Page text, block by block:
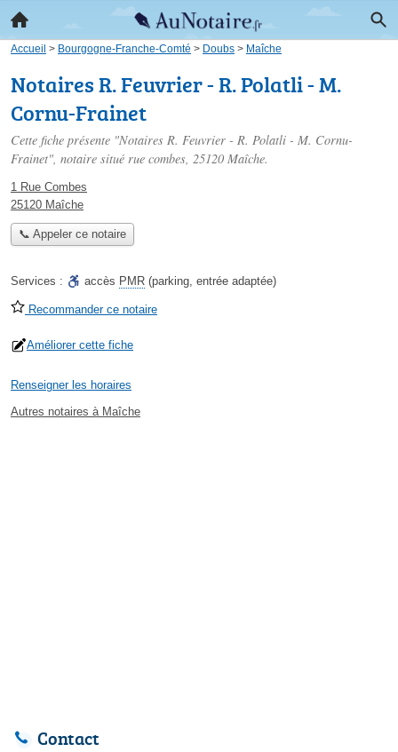
Accueil > Bourgogne-Franche-Comté > Doubs > Maîche
Notaires R. Feuvrier - R. Polatli - M.
Cornu-Frainet
Cette fiche présente "Notaires R. Feuvrier - R. Polatli - M. Cornu-
Frainet", notaire situé rue combes, 25120 Maîche.
1 Rue Combes
25120 Maîche
📞 Appeler ce notaire
Services : accès PMR (parking, entrée adaptée)
Recommander ce notaire
Améliorer cette fiche
Renseigner les horaires
Autres notaires à Maîche
Contact